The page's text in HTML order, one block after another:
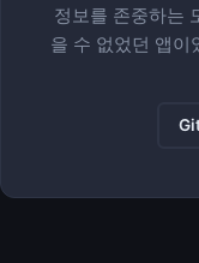
정보를 존중하는
을 수 없었던 앱